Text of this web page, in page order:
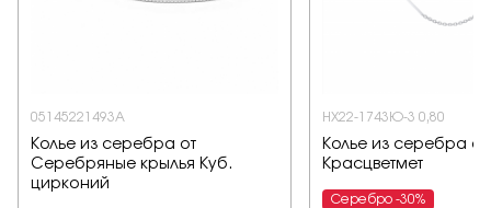
05145221493A
Колье из серебра от
Серебряные крылья Куб.
цирконий
НХ22-1743Ю-3 0,80
Колье из серебра от
Красцветмет
Серебро -30%